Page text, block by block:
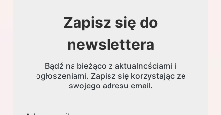
Zapisz się do
newslettera
Bądź na bieżąco z aktualnościami i
ogłoszeniami. Zapisz się korzystając ze
swojego adresu email.